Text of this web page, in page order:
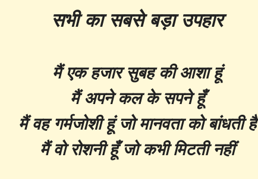
सभी का सबसे बड़ा उपहार
मैं एक हजार सुबह की आशा हूं
मैं अपने कल के सपने हूँ
मैं वह गर्मजोशी हूं जो मानवता को बांधती है
मैं वो रोशनी हूँ जो कभी मिटती नहीं